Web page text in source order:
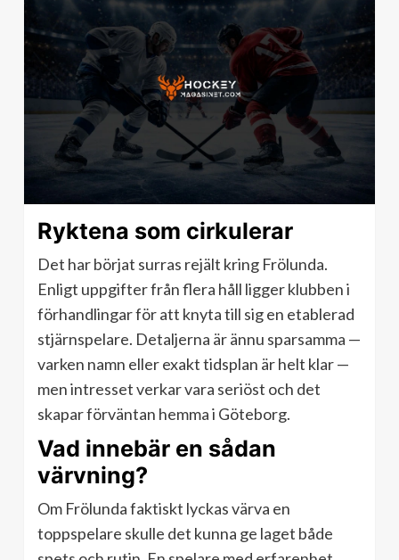
Ryktena som cirkulerar
Det har börjat surras rejält kring Frölunda.
Enligt uppgifter från flera håll ligger klubben i
förhandlingar för att knyta till sig en etablerad
stjärnspelare. Detaljerna är ännu sparsamma —
varken namn eller exakt tidsplan är helt klar —
men intresset verkar vara seriöst och det
skapar förväntan hemma i Göteborg.
Vad innebär en sådan
värvning?
Om Frölunda faktiskt lyckas värva en
toppspelare skulle det kunna ge laget både